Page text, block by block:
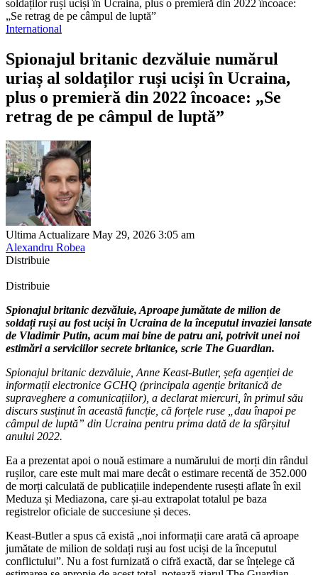
soldaților ruși uciși în Ucraina, plus o premieră din 2022 încoace:
„Se retrag de pe câmpul de luptă”
International
Spionajul britanic dezvăluie numărul
uriaș al soldaților ruși uciși în Ucraina,
plus o premieră din 2022 încoace: „Se
retrag de pe câmpul de luptă”
Ultima Actualizare May 29, 2026 3:05 am
Alexandru Robea
Distribuie
Distribuie
Spionajul britanic dezvăluie, Aproape jumătate de milion de
soldați ruși au fost uciși în Ucraina de la începutul invaziei lansate
de Vladimir Putin, acum mai bine de patru ani, potrivit unei noi
estimări a serviciilor secrete britanice, scrie The Guardian.
Spionajul britanic dezvăluie, Anne Keast-Butler, șefa agenției de
informații electronice GCHQ (principala agenție britanică de
supraveghere a comunicațiilor), a declarat miercuri, în primul său
discurs susținut în această funcție, că forțele ruse „dau înapoi pe
câmpul de luptă” din Ucraina pentru prima dată de la sfârșitul
anului 2022.
Ea a prezentat apoi o nouă estimare a numărului de morți din rândul
rușilor, care este mult mai mare decât o estimare recentă de 352.000
de morți calculată de publicațiile independente rusești aflate în exil
Meduza și Mediazona, care și-au extrapolat totalul pe baza
registrelor oficiale de succesiune și deces.
Keast-Butler a spus că există „noi informații care arată că aproape
jumătate de milion de soldați ruși au fost uciși de la începutul
conflictului”. Nu a fost furnizată o cifră exactă, dar se înțelege că